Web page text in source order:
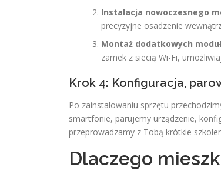
Instalacja nowoczesnego
precyzyjne osadzenie
Montaż dodatkowych
zamek z siecią Wi-Fi,
Krok 4: Konfiguracja,
Po zainstalowaniu sprzętu
smartfonie, parujemy urządzenie,
przeprowadzamy z Tobą krótkie
Dlaczego